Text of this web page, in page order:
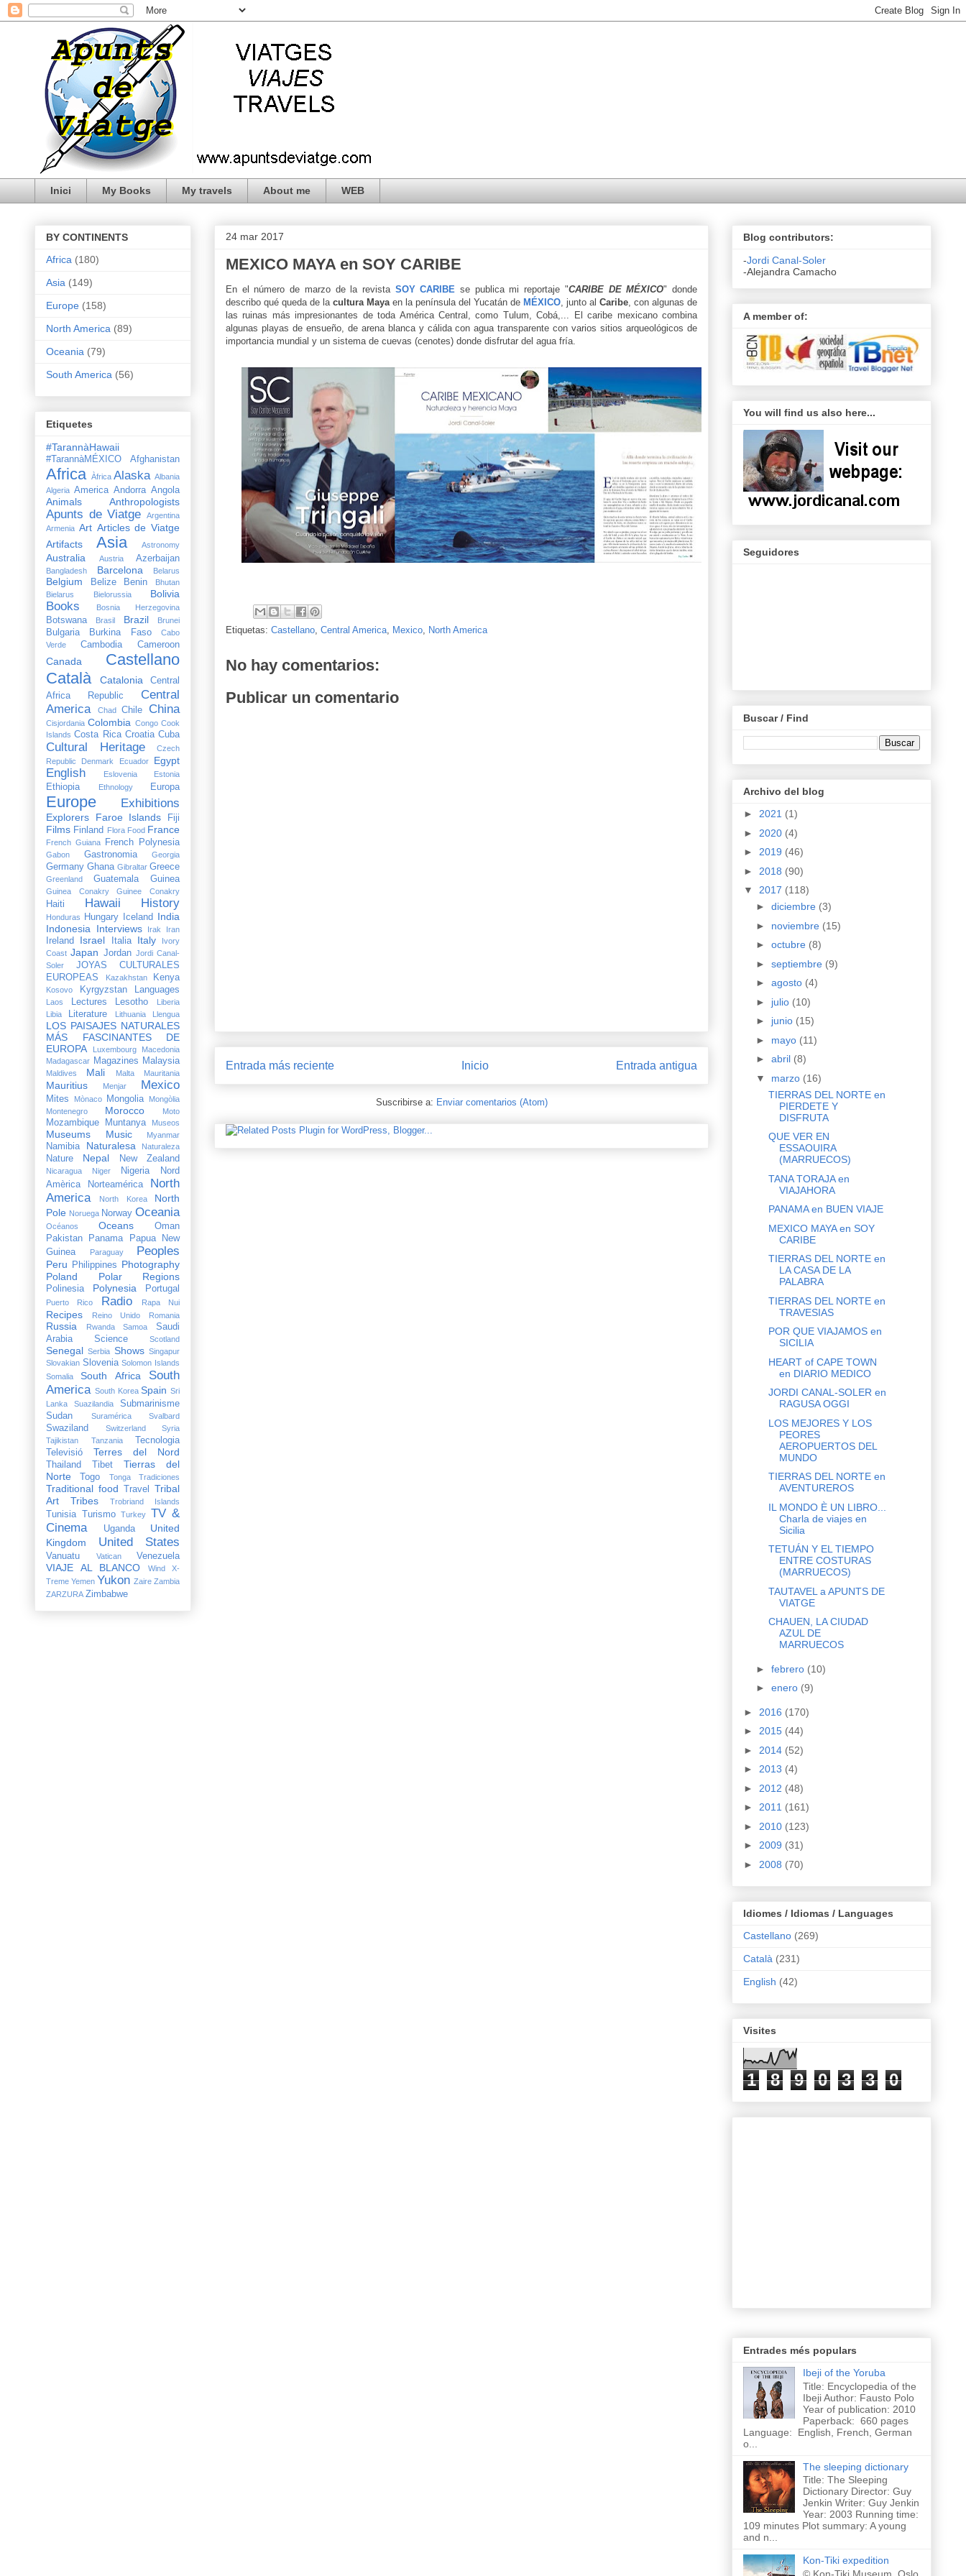
Inici My Books My travels About me WEB
24 mar 2017
MEXICO MAYA en SOY CARIBE
En el número de marzo de la revista SOY CARIBE se publica mi reportaje "CARIBE DE MÉXICO" donde
describo qué queda de la cultura Maya en la península del Yucatán de MÉXICO , junto al Caribe , con algunas de
las ruinas más impresionantes de toda América Central, como Tulum, Cobá,... El caribe mexicano combina
algunas playas de ensueño, de arena blanca y cálida con agua transparente con varios sitios arqueológicos de
importancia mundial y un sistema de cuevas (cenotes) donde disfrutar del agua fría.
Etiquetas: Castellano Central America Mexico North America
No hay comentarios:
Publicar un comentario
Entrada más reciente Entrada antigua
Inicio
Suscribirse a: Enviar comentarios (Atom)
BY CONTINENTS
Africa (180)
Asia (149)
Europe (158)
North America (89)
Oceania (79)
South America (56)
Etiquetes
#TarannàHawaii
#TarannàMÉXICO Afghanistan
Africa Àfrica Alaska Albania
Algeria America Andorra Angola
Animals Anthropologists
Apunts de Viatge
Argentina
Armenia Art Articles de Viatge
Artifacts
Asia Astronomy
Australia Austria Azerbaijan
Bangladesh Barcelona Belarus
Belgium Belize Benin
Bhutan
Bielarus
Bielorussia Bolivia
Books Bosnia Herzegovina
Botswana Brasil Brazil Brunei
Bulgaria Burkina Faso
Cabo
Verde
Cambodia Cameroon
Canada
Castellano
Català
Catalonia
Central
Africa Republic
Central
America
Chad Chile China
Cisjordania Colombia Congo Cook
Islands Costa Rica Croatia Cuba
Cultural Heritage
Czech
Republic
Denmark Ecuador Egypt
English Eslovenia Estonia
Ethiopia Ethnology Europa
Europe Exhibitions
Explorers Faroe Islands Fiji
Films Finland Flora Food France
French Guiana French Polynesia
Gabon Gastronomia Georgia
Germany Ghana Gibraltar Greece
Greenland Guatemala Guinea
Guinea Conakry Guinee Conakry
Haiti Hawaii History
Honduras Hungary Iceland India
Indonesia
Interviews Irak Iran
Ireland Israel Italia Italy
Ivory
Coast Japan Jordan Jordi Canal-
Soler
JOYAS CULTURALES
EUROPEAS
Kazakhstan Kenya
Kosovo Kyrgyzstan Languages
Laos Lectures Lesotho
Liberia
Libia
Literature Lithuania Llengua
LOS PAISAJES NATURALES
MÁS FASCINANTES DE
EUROPA
Luxembourg
Macedonia
Madagascar Magazines Malaysia
Maldives Mali Malta Mauritania
Mauritius Menjar Mexico
Mites Mònaco Mongolia
Mongòlia
Montenegro
Morocco Moto
Mozambique Muntanya Museos
Museums Music Myanmar
Namibia Naturalesa Naturaleza
Nature Nepal New Zealand
Nicaragua Niger Nigeria
Nord
Amèrica
Norteamérica
North
America
North Korea
North
Pole Noruega Norway Oceania
Océanos Oceans
Oman
Pakistan
Panama
Papua New
Guinea
Paraguay Peoples
Peru Philippines Photography
Poland
Polar Regions
Polinesia Polynesia Portugal
Puerto Rico Radio Rapa Nui
Recipes Reino Unido Romania
Russia Rwanda Samoa
Saudi
Arabia
Science Scotland
Senegal Serbia Shows Singapur
Slovakian Slovenia Solomon Islands
Somalia
South Africa
South
America South Korea Spain Sri
Lanka
Suazilandia
Submarinisme
Sudan
Suramérica Svalbard
Swaziland Switzerland
Syria
Tajikistan
Tanzania
Tecnologia
Televisió
Terres del Nord
Thailand Tibet
Tierras del
Norte
Togo Tonga Tradiciones
Traditional food Travel
Tribal
Art
Tribes Trobriand Islands
Tunisia Turismo Turkey TV &
Cinema
Uganda
United
Kingdom
United States
Vanuatu Vatican Venezuela
VIAJE AL BLANCO
Wind X-
Treme Yemen Yukon Zaire Zambia
ZARZURA Zimbabwe
Blog contributors:
-Jordi Canal-Soler
-Alejandra Camacho
A member of:
You will find us also here...
Seguidores
Buscar / Find
Archivo del blog
► 2021 (1)
► 2020 (4)
► 2019 (46)
► 2018 (90)
▼ 2017 (118)
► diciembre (3)
► noviembre (15)
► octubre (8)
► septiembre (9)
► agosto (4)
► julio (10)
► junio (15)
► mayo (11)
► abril (8)
▼ marzo (16)
TIERRAS DEL NORTE en
PIERDETE Y
DISFRUTA
QUE VER EN
ESSAOUIRA
(MARRUECOS)
TANA TORAJA en
VIAJAHORA
PANAMA en BUEN VIAJE
MEXICO MAYA en SOY
CARIBE
TIERRAS DEL NORTE en
LA CASA DE LA
PALABRA
TIERRAS DEL NORTE en
TRAVESIAS
POR QUE VIAJAMOS en
SICILIA
HEART of CAPE TOWN
en DIARIO MEDICO
JORDI CANAL-SOLER en
RAGUSA OGGI
LOS MEJORES Y LOS
PEORES
AEROPUERTOS DEL
MUNDO
TIERRAS DEL NORTE en
AVENTUREROS
IL MONDO È UN LIBRO...
Charla de viajes en
Sicilia
TETUÁN Y EL TIEMPO
ENTRE COSTURAS
(MARRUECOS)
TAUTAVEL a APUNTS DE
VIATGE
CHAUEN, LA CIUDAD
AZUL DE
MARRUECOS
► febrero (10)
► enero (9)
► 2016 (170)
► 2015 (44)
► 2014 (52)
► 2013 (4)
► 2012 (48)
► 2011 (161)
► 2010 (123)
► 2009 (31)
► 2008 (70)
Idiomes / Idiomas / Languages
Castellano (269)
Català (231)
English (42)
Visites
1 8 9 0 3 3 0
Entrades més populars
Ibeji of the Yoruba
Title: Encyclopedia of the
Ibeji Author: Fausto Polo
Year of publication: 2010
Paperback: 660 pages
Language: English, French, German
o...
The sleeping dictionary
Title: The Sleeping
Dictionary Director: Guy
Jenkin Writer: Guy Jenkin
Year: 2003 Running time:
109 minutes Plot summary: A young
and n...
Kon-Tiki expedition